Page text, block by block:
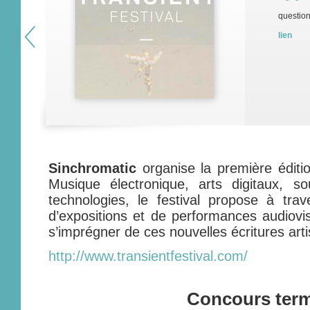
lien
Sinchromatic organise la première
Musique électronique, arts digitaux,
technologies, le festival propose à
d’expositions et de performances
s’imprégner de ces nouvelles écritures
http://www.transientfestival.com/
Concours